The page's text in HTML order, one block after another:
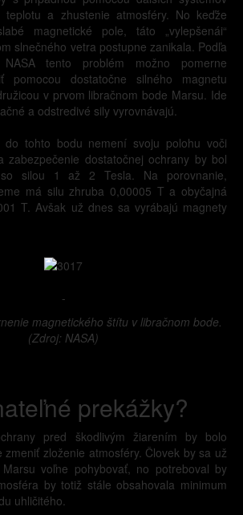
teplotu a zhustenie atmosféry. No keďže
magnetické pole, táto „vylepšenái“
slnečného vetra postupne zanikala. Podľa
tento problém možno pomerne
pomocou dostatočne silného magnetu
v prvom libračnom bode Marsu. Ide
a odstredivé sily vyrovnávajú.
do tohto bodu nemení svoju polohu voči
zabezpečenie dostatočnej ochrany by bol
so silou 1 až 2 Tesla. Na porovnanie,
má silu zhruba 0,00005 T a obyčajná
T. Avšak už dnes sa vyrábajú magnety
-
magnetického štítu v libračnom bode.
(Zdroj: NASA)
prekážky?
pred škodlivým žiarením by bolo
zmeniť zloženie atmosféry. Človek by sa už
voľne pohybovať, no potreboval by
by totiž stále obsahovala minimum
uhličitého.